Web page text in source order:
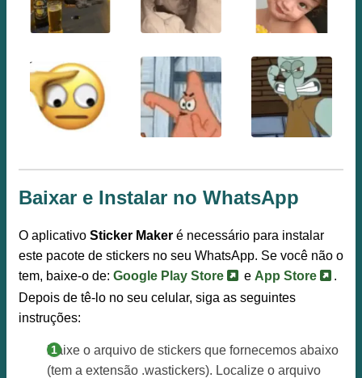
Baixar e Instalar no WhatsApp
O aplicativo Sticker Maker é necessário para instalar
este pacote de stickers no seu WhatsApp. Se você não o
tem, baixe-o de: Google Play Store e App Store
.
Depois de tê-lo no seu celular, siga as seguintes
instruções:
Baixe o arquivo de stickers que fornecemos abaixo
(tem a extensão .wastickers). Localize o arquivo